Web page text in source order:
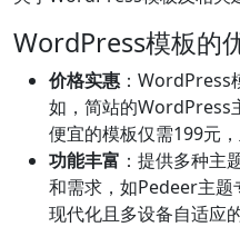
WordPress模板的
价格实惠 ：WordPress
如，简站的WordPress
便宜的模板仅需199元
功能丰富 ：提供多种主
和需求，如Pedeer主
现代化且多设备自适应的